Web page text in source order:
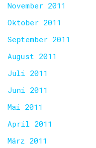
November 2011
Oktober 2011
September 2011
August 2011
Juli 2011
Juni 2011
Mai 2011
April 2011
März 2011